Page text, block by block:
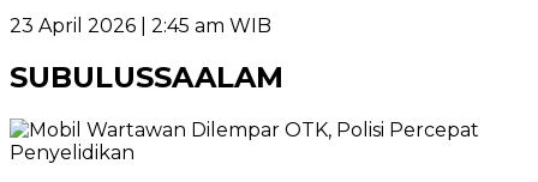
23 April 2026 | 2:45 am WIB
SUBULUSSAALAM